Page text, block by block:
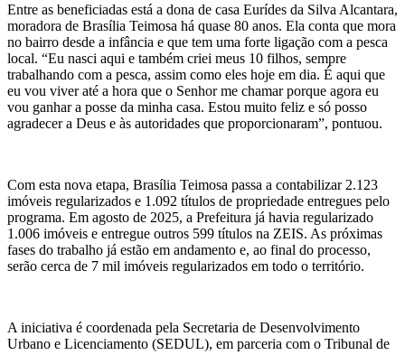
Entre as beneficiadas está a dona de casa Eurídes da Silva Alcantara,
moradora de Brasília Teimosa há quase 80 anos. Ela conta que mora
no bairro desde a infância e que tem uma forte ligação com a pesca
local. “Eu nasci aqui e também criei meus 10 filhos, sempre
trabalhando com a pesca, assim como eles hoje em dia. É aqui que
eu vou viver até a hora que o Senhor me chamar porque agora eu
vou ganhar a posse da minha casa. Estou muito feliz e só posso
agradecer a Deus e às autoridades que proporcionaram”, pontuou.
Com esta nova etapa, Brasília Teimosa passa a contabilizar 2.123
imóveis regularizados e 1.092 títulos de propriedade entregues pelo
programa. Em agosto de 2025, a Prefeitura já havia regularizado
1.006 imóveis e entregue outros 599 títulos na ZEIS. As próximas
fases do trabalho já estão em andamento e, ao final do processo,
serão cerca de 7 mil imóveis regularizados em todo o território.
A iniciativa é coordenada pela Secretaria de Desenvolvimento
Urbano e Licenciamento (SEDUL), em parceria com o Tribunal de